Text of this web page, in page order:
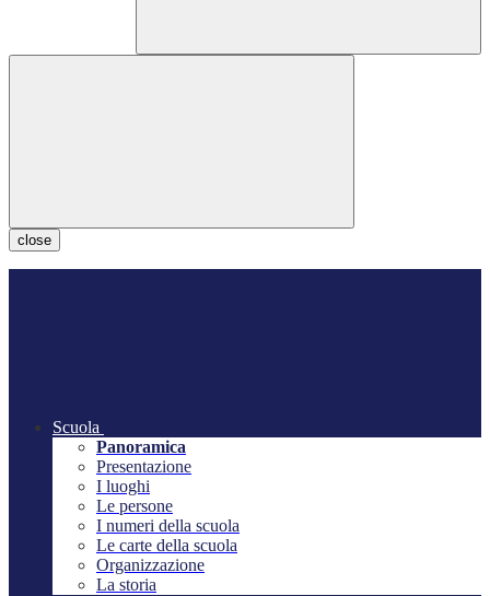
close
Scuola
Panoramica
Presentazione
I luoghi
Le persone
I numeri della scuola
Le carte della scuola
Organizzazione
La storia